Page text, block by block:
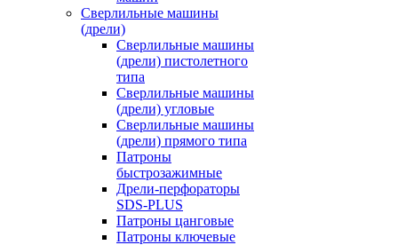
Сверлильные машины
(дрели)
Сверлильные машины
(дрели) пистолетного
типа
Сверлильные машины
(дрели) угловые
Сверлильные машины
(дрели) прямого типа
Патроны
быстрозажимные
Дрели-перфораторы
SDS-PLUS
Патроны цанговые
Патроны ключевые